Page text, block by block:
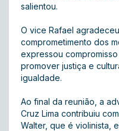
salientou.
O vice Rafael
comprometimento dos
expressou
promover justiça e
igualdade.
Ao final da reunião, a
Cruz Lima contribuiu
Walter, que é violinista,